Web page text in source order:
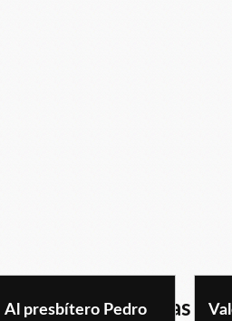
padrepedrodefreitas
Al presbítero Pedro